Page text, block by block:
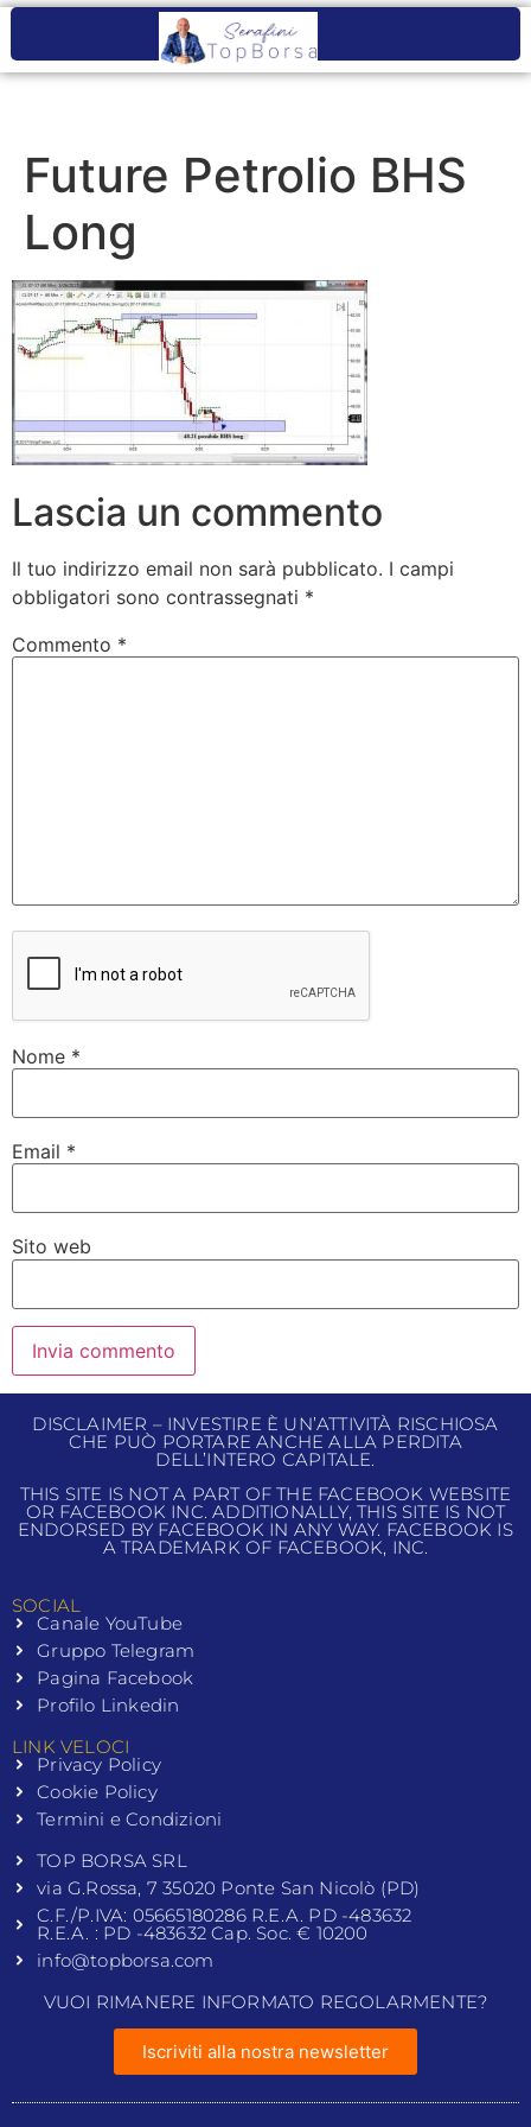
Future Petrolio BHS
Long
Lascia un commento
Il tuo indirizzo email non sarà pubblicato. I campi
obbligatori sono contrassegnati *
Commento *
Nome *
Email *
Sito web
DISCLAIMER – INVESTIRE È UN’ATTIVITÀ RISCHIOSA
CHE PUÒ PORTARE ANCHE ALLA PERDITA
DELL’INTERO CAPITALE.
THIS SITE IS NOT A PART OF THE FACEBOOK WEBSITE
OR FACEBOOK INC. ADDITIONALLY, THIS SITE IS NOT
ENDORSED BY FACEBOOK IN ANY WAY. FACEBOOK IS
A TRADEMARK OF FACEBOOK, INC.
SOCIAL
Canale YouTube
Gruppo Telegram
Pagina Facebook
Profilo Linkedin
LINK VELOCI
Privacy Policy
Cookie Policy
Termini e Condizioni
TOP BORSA SRL
via G.Rossa, 7 35020 Ponte San Nicolò (PD)
C.F./P.IVA: 05665180286 R.E.A. PD -483632
R.E.A. : PD -483632 Cap. Soc. € 10200
info@topborsa.com
VUOI RIMANERE INFORMATO REGOLARMENTE?
Iscriviti alla nostra newsletter